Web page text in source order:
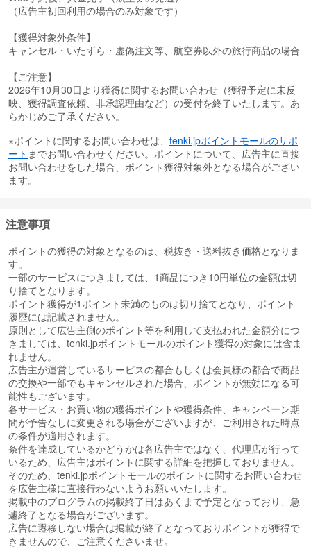
（広告主初回利用の場合のみ対象です）
【獲得対象外条件】
キャンセル・いたずら・虚偽注文等、航空券以外の旅行商品の場合
【ご注意】
2026年10月30日より獲得に関するお問い合わせ（獲得予定に未反
映、獲得調査依頼、非承認理由など）の受付を終了いたします。あ
らかじめご了承ください。
※ポイントに関するお問い合わせは、 tenki.jpポイントモールのサポ
ート までお問い合わせください。ポイントについて、広告主に直接
お問い合わせをした場合、ポイント獲得対象外となる場合がござい
ます。
注意事項
ポイントの獲得の対象となるのは、税抜き・送料抜き価格となりま
す。
一部のサービスにつきましては、1商品につき10円単位の金額は切
り捨てとなります。
ポイント獲得が1ポイント未満のものは切り捨てとなり、ポイント
履歴には記載されません。
原則として広告主側のポイント等を利用して支払われた金額分につ
きましては、tenki.jpポイントモールのポイント獲得の対象には含ま
れません。
広告主が運営しているサービスの都合もしくは会員様の都合で商品
の交換や一部でもキャンセルされた場合、ポイントが無効になる可
能性もございます。
各サービス・お買い物の獲得ポイントや獲得条件、キャンペーン期
間が予告なしに変更される場合がございますが、ご利用された時点
の条件が適用されます。
条件を達成しているかどうかは各広告主ではなく、代理店が行って
いるため、広告主はポイントに関する詳細を把握しておりません。
そのため、tenki.jpポイントモールのポイントに関するお問い合わせ
を広告主様に直接行わないようお願いいたします。
掲載中のプログラムの掲載終了日はあくまで予定となっており、急
遽終了となる場合がございます。
広告に遷移しない場合は掲載が終了となっておりポイントが獲得で
きませんので、ご注意くださいませ。